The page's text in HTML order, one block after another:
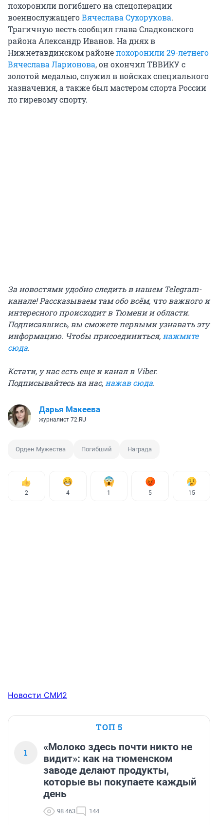
похоронили погибшего на спецоперации
военнослужащегоВячеслава Сухорукова.
Трагичную весть сообщил глава Сладковского
района Александр Иванов. На днях в
Нижнетавдинском районепохоронили 29-летнего
Вячеслава Ларионова, он окончил ТВВИКУ с
золотой медалью, служил в войсках специального
назначения, а также был мастером спорта России
по гиревому спорту.
За новостями удобно следить в нашем Telegram-
канале! Рассказываем там обо всём, что важного и
интересного происходит в Тюмени и области.
Подписавшись, вы сможете первыми узнавать эту
информацию. Чтобы присоединиться,нажмите
сюда.
Кстати, у нас есть еще и канал в Viber.
Подписывайтесь на нас,нажав сюда.
Дарья Макеева
журналист 72.RU
Орден Мужества Погибший Награда
2 4 1 5 15
Новости СМИ2
ТОП 5
1
«Молоко здесь почти никто не
видит»: как на тюменском
заводе делают продукты,
которые вы покупаете каждый
день
98 463 144